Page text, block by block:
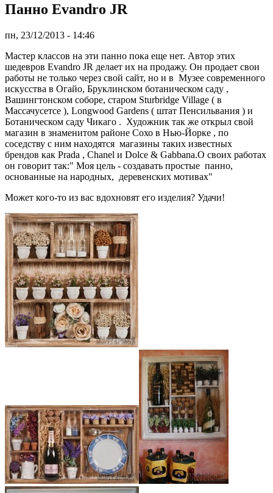
Панно Evandro JR
пн, 23/12/2013 - 14:46
Мастер классов на эти панно пока еще нет. Автор этих
шедевров Evandro JR делает их на продажу. Он продает свои
работы не только через свой сайт, но и в Музее современного
искусства в Огайо, Бруклинском ботаническом саду ,
Вашингтонском соборе, старом Sturbridge Village ( в
Массачусетсе ), Longwood Gardens ( штат Пенсильвания ) и
Ботаническом саду Чикаго . Художник так же открыл свой
магазин в знаменитом районе Сохо в Нью-Йорке , по
соседству с ним находятся магазины таких известных
брендов как Prada , Chanel и Dolce & Gabbana.О своих работах
он говорит так:" Моя цель - создавать простые панно,
основанные на народных, деревенских мотивах"
Может кого-то из вас вдохновят его изделия? Удачи!